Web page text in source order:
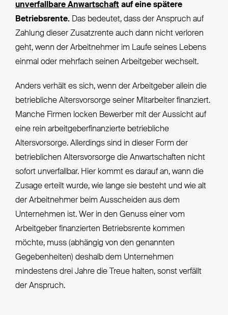
unverfallbare Anwartschaftauf eine spätere
Betriebsrente.Das bedeutet, dass der Anspruch auf
Zahlung dieser Zusatzrente auch dann nicht verloren
geht, wenn der Arbeitnehmer im Laufe seines Lebens
einmal oder mehrfach seinen Arbeitgeber wechselt.
Anders verhält es sich, wenn der Arbeitgeber allein die
betriebliche Altersvorsorge seiner Mitarbeiter finanziert.
Manche Firmen locken Bewerber mit der Aussicht auf
eine rein arbeitgeberfinanzierte betriebliche
Altersvorsorge. Allerdings sind in dieser Form der
betrieblichen Altersvorsorge die Anwartschaften nicht
sofort unverfallbar. Hier kommt es darauf an, wann die
Zusage erteilt wurde, wie lange sie besteht und wie alt
der Arbeitnehmer beim Ausscheiden aus dem
Unternehmen ist. Wer in den Genuss einer vom
Arbeitgeber finanzierten Betriebsrente kommen
möchte, muss (abhängig von den genannten
Gegebenheiten) deshalb dem Unternehmen
mindestens drei Jahre die Treue halten, sonst verfällt
der Anspruch.